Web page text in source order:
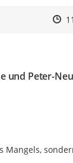
und Peter-